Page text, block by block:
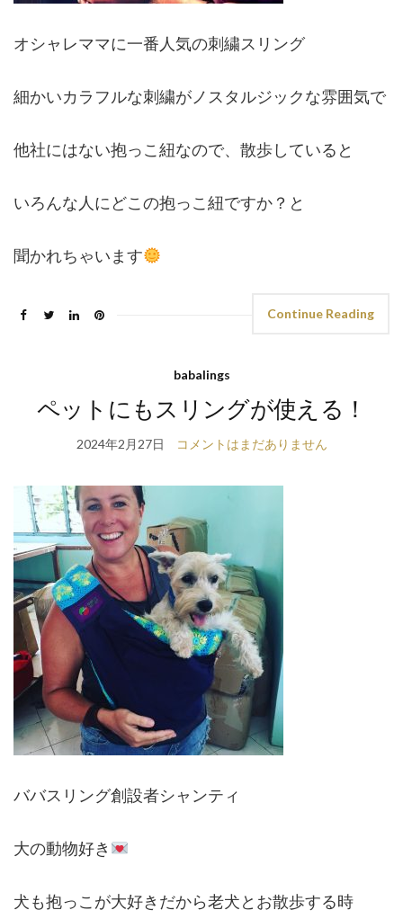
オシャレママに一番人気の刺繍スリング
細かいカラフルな刺繍がノスタルジックな雰囲気で
他社にはない抱っこ紐なので、散歩していると
いろんな人にどこの抱っこ紐ですか？と
聞かれちゃいます
Continue Reading
babalings
ペットにもスリングが使える！
2024年2月27日 コメントはまだありません
ババスリング創設者シャンティ
大の動物好き
犬も抱っこが大好きだから老犬とお散歩する時